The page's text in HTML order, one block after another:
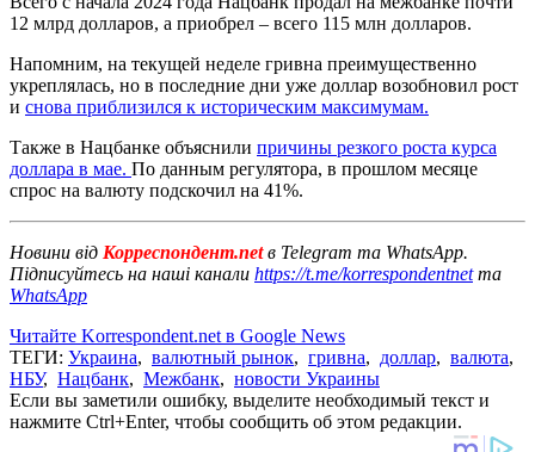
12 млрд долларов, а приобрел – всего 115 млн долларов.
Напомним, на текущей неделе гривна преимущественно
укреплялась, но в последние дни уже доллар возобновил рост
и снова приблизился к историческим максимумам.
Также в Нацбанке объяснили причины резкого роста курса
доллара в мае. По данным регулятора, в прошлом месяце
спрос на валюту подскочил на 41%.
Новини від Корреспондент.netв Telegram та WhatsApp.
Підписуйтесь на наші канали https://t.me/korrespondentnetта
WhatsApp
Читайте Korrespondent.net в Google News
ТЕГИ: Украина, валютный рынок, гривна, доллар, валюта,
НБУ, Нацбанк, Межбанк, новости Украины
Если вы заметили ошибку, выделите необходимый текст и
нажмите Ctrl+Enter, чтобы сообщить об этом редакции.